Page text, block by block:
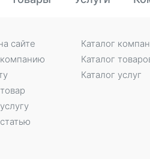
сайте
компанию
Каталог
Каталог
Каталог услуг